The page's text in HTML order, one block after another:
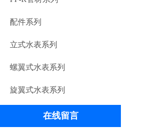
配件系列
立式水表系列
螺翼式水表系列
旋翼式水表系列
在线留言